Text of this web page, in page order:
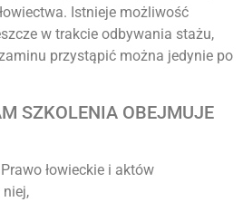
Istnieje możliwość
w trakcie odbywania stażu,
przystąpić można jedynie po
SZKOLENIA OBEJMUJE
łowieckie i aktów